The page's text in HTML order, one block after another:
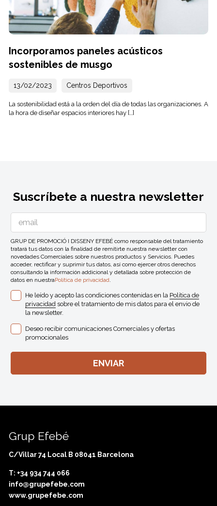
Incorporamos paneles acústicos
sostenibles de musgo
13/02/2023 Centros Deportivos
La sostenibilidad está a la orden del día de todas las organizaciones. A
la hora de diseñar espacios interiores hay […]
Suscríbete a nuestra newsletter
GRUP DE PROMOCIÓ I DISSENY EFEBÉ como responsable del tratamiento
tratará tus datos con la finalidad de remitirte nuestra newsletter con
novedades Comerciales sobre nuestros productos y Servicios. Puedes
acceder, rectificar y suprimir tus datos, así como ejercer otros derechos
consultando la información addicional y detallada sobre protección de
datos en nuestraPolítica de privacidad
He leído y acepto las condiciones contenidas en la Política de
privacidad sobre el tratamiento de mis datos para el envio de
la newsletter.
Deseo recibir comunicaciones Comerciales y ofertas
promocionales
Grup Efebé
C/Villar 74 Local B 08041 Barcelona
T: +34 934 744 066
info@grupefebe.com
www.grupefebe.com